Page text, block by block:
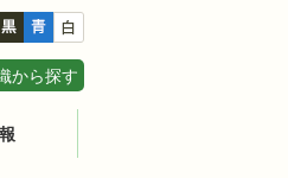
から探す